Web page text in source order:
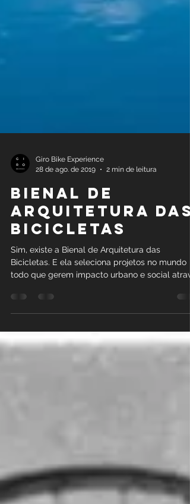
28 de ago. de 2019
2 min de leitura
Bienal de
Arquitetura das
Bicicletas
Sim, existe a Bienal de Arquitetura das
todo que gerem impacto urbano e social
das...